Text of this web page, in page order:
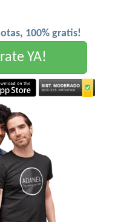
100% gratis!
YA!